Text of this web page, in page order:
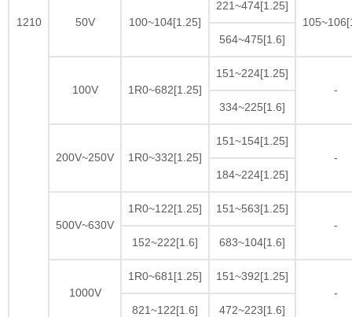
1210 50V 100~104[1.25]
221~474[1.25]
564~475[1.6]
100V 1R0~682[1.25]
151~224[1.25]
-
334~225[1.6]
200V~250V 1R0~332[1.25]
151~154[1.25]
-
184~224[1.25]
500V~630V
1R0~122[1.25]
151~563[1.25]
-
152~222[1.6]
683~104[1.6]
1000V
1R0~681[1.25]
151~392[1.25]
-
821~122[1.6]
472~223[1.6]